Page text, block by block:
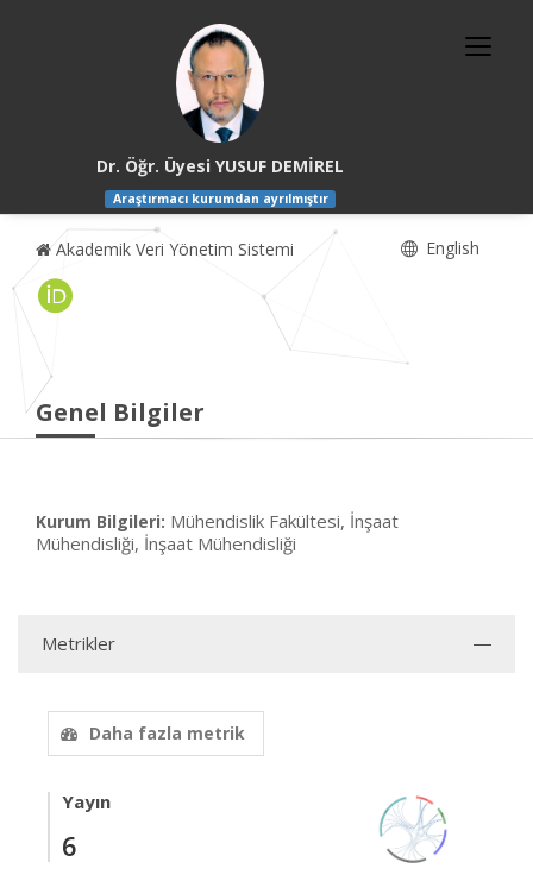
Dr. Öğr. Üyesi YUSUF DEMİREL
Araştırmacı kurumdan ayrılmıştır
Akademik Veri Yönetim Sistemi English
Genel Bilgiler
Kurum Bilgileri: Mühendislik Fakültesi, İnşaat
Mühendisliği, İnşaat Mühendisliği
Metrikler
Daha fazla metrik
Yayın
6